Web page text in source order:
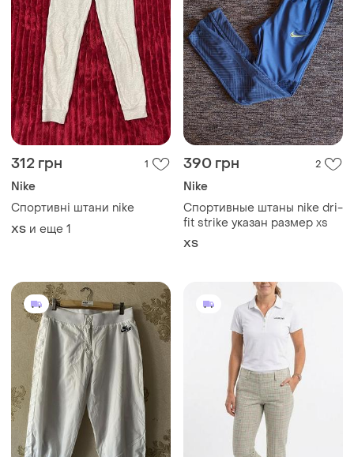
312 грн 1
Nike
Спортивні штани nike
ХS и еще 1
390 грн 2
Nike
Спортивные штаны nike dri-
fit strike указан размер xs
ХS